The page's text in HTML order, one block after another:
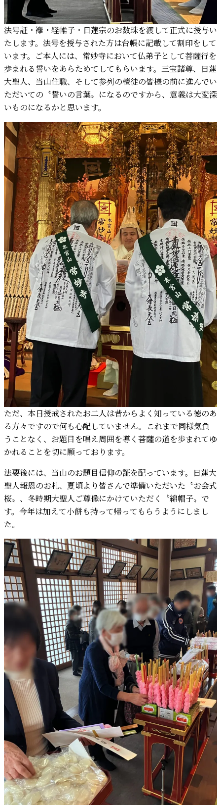
法号証・襷・経帷子・日蓮宗のお数珠を渡して正式に授与い
たします。法号を授与された方は台帳に記載して割印をして
います。ご本人には、常妙寺において仏弟子として菩薩行を
歩まれる誓いをあらためてしてもらいます。三宝諸尊、日蓮
大聖人、当山住職、そして参列の檀徒の皆様の前に進んでい
ただいての〝誓いの言葉〟になるのですから、意義は大変深
いものになるかと思います。
ただ、本日授戒されたお二人は昔からよく知っている徳のあ
る方々ですので何も心配していません。これまで同様気負
うことなく、お題目を唱え周囲を導く菩薩の道を歩まれてゆ
かれることを切に願っております。
法要後には、当山のお題目信仰の証を配っています。日蓮大
聖人報恩のお札、夏頃より皆さんで準備いただいた〝お会式
桜〟、冬時期大聖人ご尊像にかけていただく〝綿帽子〟で
す。今年は加えて小餅も持って帰ってもらうようにしまし
た。